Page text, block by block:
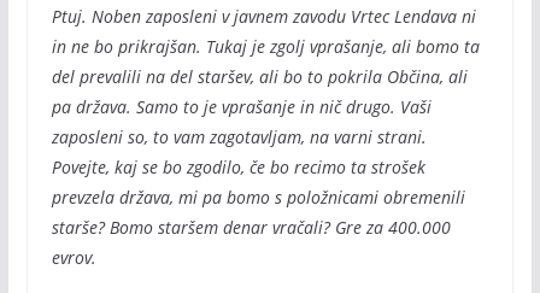
Ptuj. Noben zaposleni v javnem zavodu Vrtec Lendava ni
in ne bo prikrajšan. Tukaj je zgolj vprašanje, ali bomo ta
del prevalili na del staršev, ali bo to pokrila Občina, ali
pa država. Samo to je vprašanje in nič drugo. Vaši
zaposleni so, to vam zagotavljam, na varni strani.
Povejte, kaj se bo zgodilo, če bo recimo ta strošek
prevzela država, mi pa bomo s položnicami obremenili
starše? Bomo staršem denar vračali? Gre za 400.000
evrov.